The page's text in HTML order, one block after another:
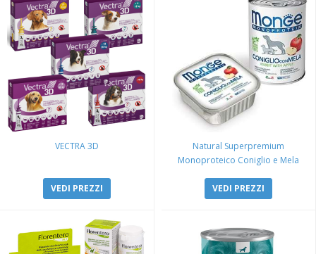
VECTRA 3D
VEDI PREZZI
Natural Superpremium
Monoproteico Coniglio e Mela
VEDI PREZZI